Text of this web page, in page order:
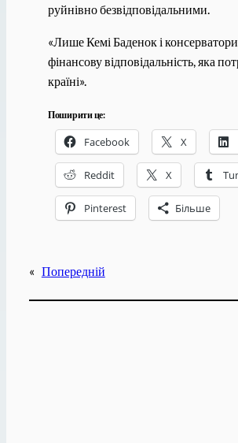
руйнівно безвідповідальними.
«Лише Кемі Баденок і консерватори
фінансову відповідальність, яка
країні».
Поширити це:
Facebook X
Reddit X
Pinterest Більше
« Попередній